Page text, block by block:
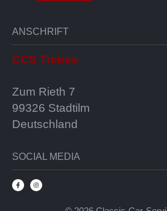
ANSCHRIFT
CCS Trebes
Zum Rieth 7
99326 Stadtilm
Deutschland
SOCIAL MEDIA